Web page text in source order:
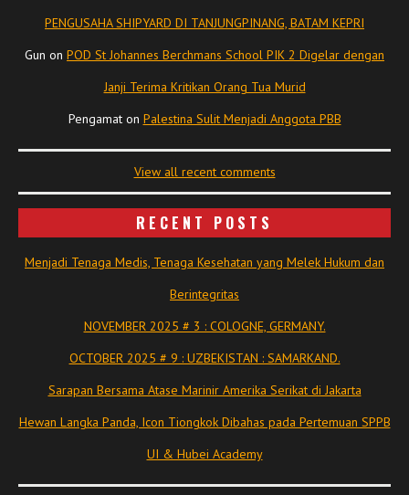
PENGUSAHA SHIPYARD DI TANJUNGPINANG, BATAM KEPRI
Gun on POD St Johannes Berchmans School PIK 2 Digelar dengan
Janji Terima Kritikan Orang Tua Murid
Pengamaton Palestina Sulit Menjadi Anggota PBB
View all recent comments
RECENT POSTS
Menjadi Tenaga Medis, Tenaga Kesehatan yang Melek Hukum dan
Berintegritas
NOVEMBER 2025 # 3 : COLOGNE, GERMANY.
OCTOBER 2025 # 9 : UZBEKISTAN : SAMARKAND.
Sarapan Bersama Atase Marinir Amerika Serikat di Jakarta
Hewan Langka Panda, Icon Tiongkok Dibahas pada Pertemuan SPPB
UI & Hubei Academy